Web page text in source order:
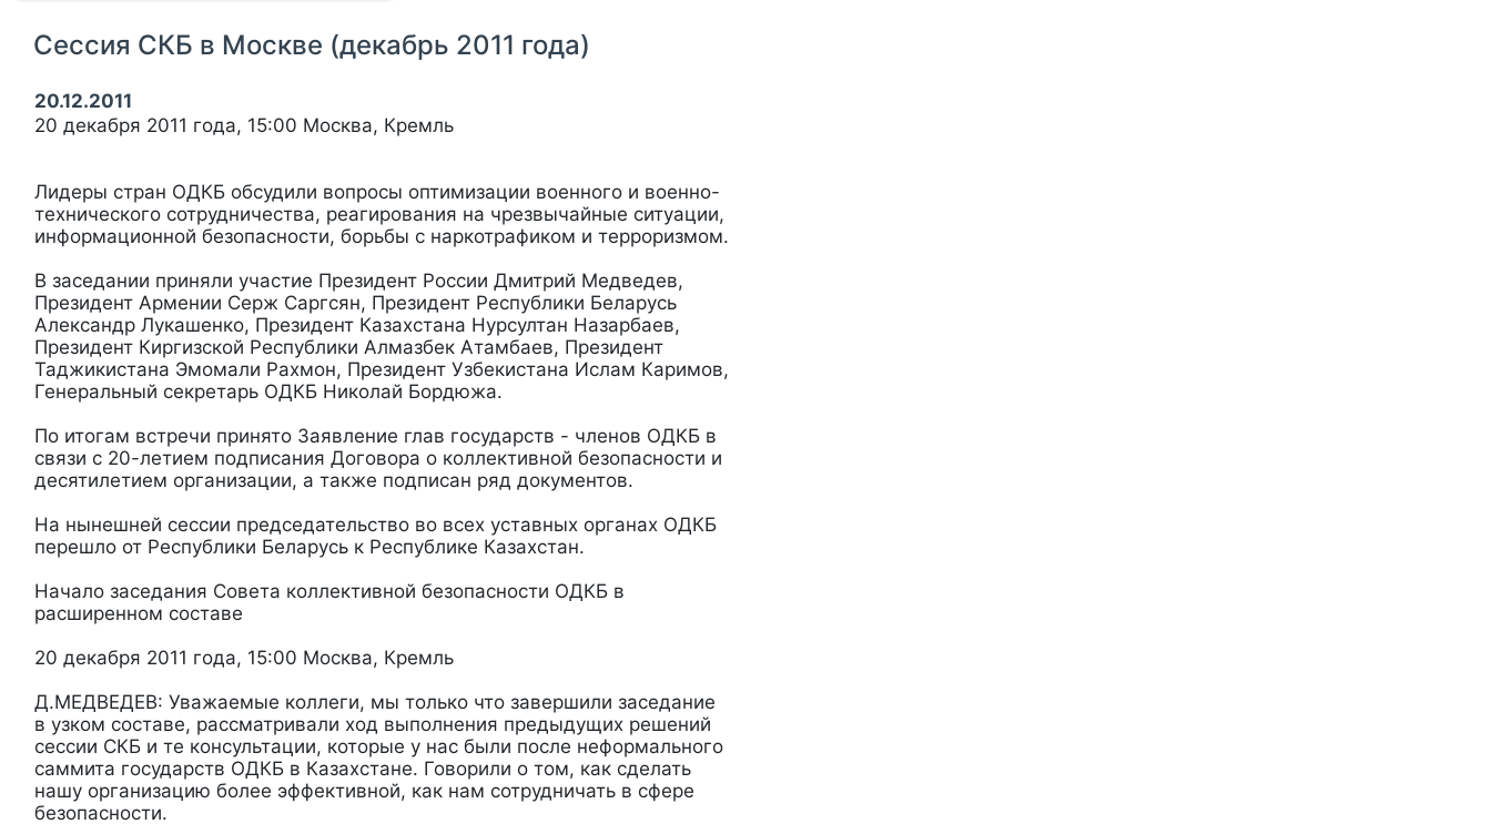
Сессия СКБ в Москве (декабрь 2011 года)
20.12.2011
20 декабря 2011 года, 15:00 Москва, Кремль
Лидеры стран ОДКБ обсудили вопросы оптимизации военного и военно-
технического сотрудничества, реагирования на чрезвычайные ситуации,
информационной безопасности, борьбы с наркотрафиком и терроризмом.
В заседании приняли участие Президент России Дмитрий Медведев,
Президент Армении Серж Саргсян, Президент Республики Беларусь
Александр Лукашенко, Президент Казахстана Нурсултан Назарбаев,
Президент Киргизской Республики Алмазбек Атамбаев, Президент
Таджикистана Эмомали Рахмон, Президент Узбекистана Ислам Каримов,
Генеральный секретарь ОДКБ Николай Бордюжа.
По итогам встречи принято Заявление глав государств - членов ОДКБ в
связи с 20-летием подписания Договора о коллективной безопасности и
десятилетием организации, а также подписан ряд документов.
На нынешней сессии председательство во всех уставных органах ОДКБ
перешло от Республики Беларусь к Республике Казахстан.
Начало заседания Совета коллективной безопасности ОДКБ в
расширенном составе
20 декабря 2011 года, 15:00 Москва, Кремль
Д.МЕДВЕДЕВ: Уважаемые коллеги, мы только что завершили заседание
в узком составе, рассматривали ход выполнения предыдущих решений
сессии СКБ и те консультации, которые у нас были после неформального
саммита государств ОДКБ в Казахстане. Говорили о том, как сделать
нашу организацию более эффективной, как нам сотрудничать в сфере
безопасности.